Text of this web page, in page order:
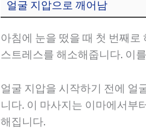
얼굴 지압으로 깨어남
아침에 눈을 떴을 때 첫 번째
스트레스를 해소해줍니다. 이
얼굴 지압을 시작하기 전에 얼
니다. 이 마사지는 이마에서부
해집니다.